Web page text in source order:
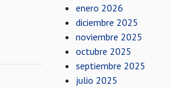
enero 2026
diciembre 2025
noviembre 2025
octubre 2025
septiembre 2025
julio 2025